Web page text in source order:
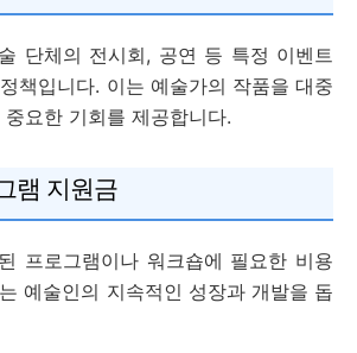
단체의 전시회, 공연 등 특정 이벤트
책입니다. 이는 예술가의 작품을 대중
요한 기회를 제공합니다.
램 지원금
프로그램이나 워크숍에 필요한 비용
예술인의 지속적인 성장과 개발을 돕